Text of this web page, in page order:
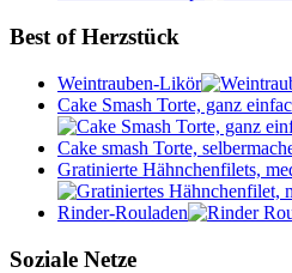
Best of Herzstück
Weintrauben-Likör
Cake Smash Torte, ganz
Cake smash Torte,
Gratinierte Hähnchenfilets,
Rinder-Rouladen
Soziale Netze